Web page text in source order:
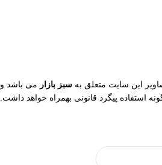
این سایت متعلق به سبز بازار می باشد و
استفاده پیگرد قانونی بهمراه خواهد داشت.